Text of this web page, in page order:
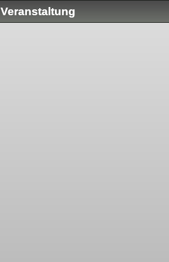
Veranstaltung